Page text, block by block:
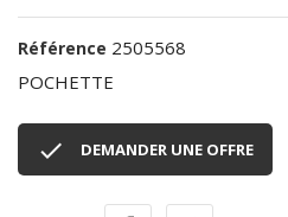
Référence 2505568
POCHETTE
 DEMANDER UNE OFFRE